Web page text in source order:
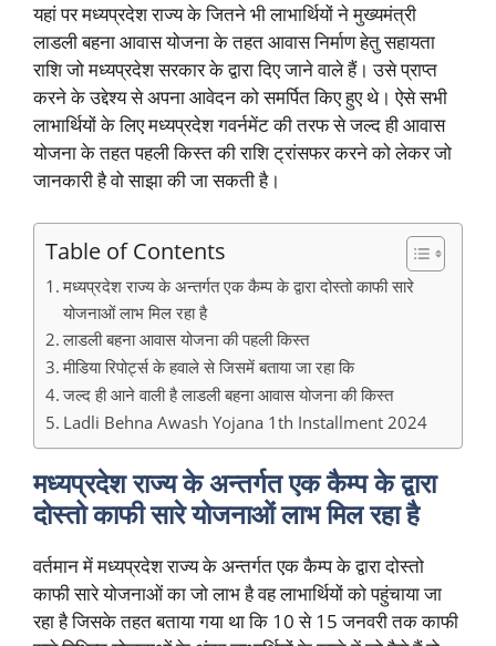
यहां पर मध्यप्रदेश राज्य के जितने भी लाभार्थियों ने मुख्यमंत्री
लाडली बहना आवास योजना के तहत आवास निर्माण हेतु सहायता
राशि जो मध्यप्रदेश सरकार के द्वारा दिए जाने वाले हैं। उसे प्राप्त
करने के उद्देश्य से अपना आवेदन को समर्पित किए हुए थे। ऐसे सभी
लाभार्थियों के लिए मध्यप्रदेश गवर्नमेंट की तरफ से जल्द ही आवास
योजना के तहत पहली किस्त की राशि ट्रांसफर करने को लेकर जो
जानकारी है वो साझा की जा सकती है।
Table of Contents
मध्यप्रदेश राज्य के अन्तर्गत एक कैम्प के द्वारा दोस्तो काफी सारे
योजनाओं लाभ मिल रहा है
लाडली बहना आवास योजना की पहली किस्त
मीडिया रिपोर्ट्स के हवाले से जिसमें बताया जा रहा कि
जल्द ही आने वाली है लाडली बहना आवास योजना की किस्त
Ladli Behna Awash Yojana 1th Installment 2024
मध्यप्रदेश राज्य के अन्तर्गत एक कैम्प के द्वारा
दोस्तो काफी सारे योजनाओं लाभ मिल रहा है
वर्तमान में मध्यप्रदेश राज्य के अन्तर्गत एक कैम्प के द्वारा दोस्तो
काफी सारे योजनाओं का जो लाभ है वह लाभार्थियों को पहुंचाया जा
रहा है जिसके तहत बताया गया था कि 10 से 15 जनवरी तक काफी